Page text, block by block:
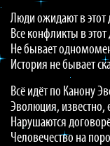
Люди ожидают в
Все конфликты в этот
Не бывает
История не бывает
Всё идёт по Канону
Эволюция, известно,
Нарушаются
Человечество на